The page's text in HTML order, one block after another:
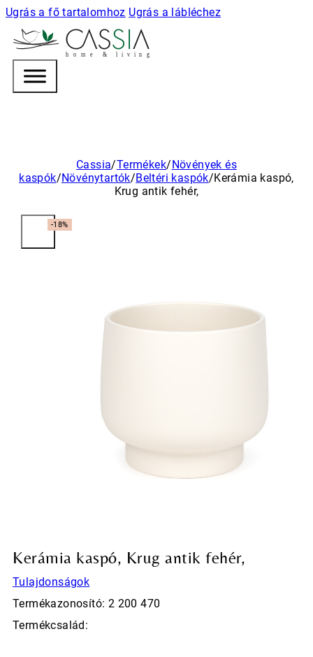
Ugrás a fő tartalomhoz Ugrás a lábléchez
h o m e & l i v i n g
Cassia/Termékek/Növények és
kaspók/Növénytartók/Beltéri kaspók/Kerámia kaspó,
Krug antik fehér,
-18%
Kerámia kaspó, Krug antik fehér,
Tulajdonságok
Termékazonosító: 2 200 470
Termékcsalád: